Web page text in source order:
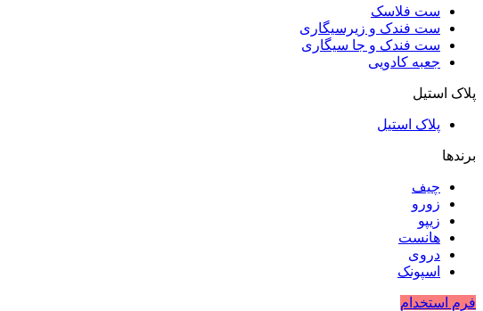
ست فلاسک
ست فندک و زیرسیگاری
ست فندک و جا سیگاری
جعبه کادویی
پلاک استیل
پلاک استیل
برندها
چیف
زورو
زیپو
هانست
دروی
اسپونک
فرم استخدام